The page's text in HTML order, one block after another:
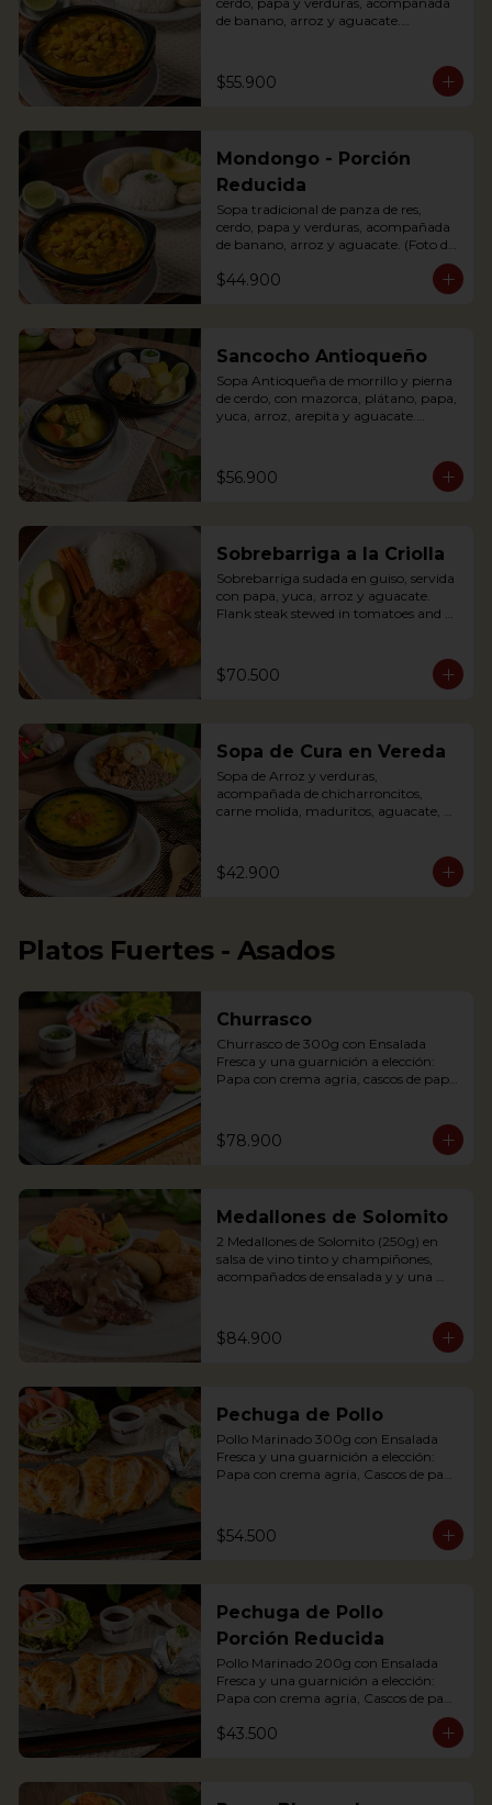
de banano, arroz y aguacate.
vegetables. Accompanied with
banana, rice and avocado. You can add
$55.900
Mondongo - Porción
Reducida
Sopa tradicional de panza de res,
cerdo, papa y verduras, acompañada
de banano, arroz y aguacate. (Foto de
Mondongo is a traditional soup with
some lemon and coriander if you wish.
$44.900
Sancocho Antioqueño
Sopa Antioqueña de morrillo y pierna
de cerdo, con mazorca, plátano, papa,
yuca, arroz, arepita y aguacate.
*Disponible solo los fines de semana
(Sábados, domingos y festivos)
accompanied with rice and avocado
(avaliable only weekends and holidays)
$56.900
Sobrebarriga a la Criolla
Sobrebarriga sudada en guiso, servida
con papa, yuca, arroz y aguacate.
Flank steak stewed in tomatoes and
$70.500
Sopa de Cura en Vereda
Sopa de Arroz y verduras,
acompañada de chicharroncitos,
carne molida, maduritos, aguacate,
Delicious Rice Soup with vegetables,
served with minced meat, sweet
$42.900
Platos Fuertes - Asados
Churrasco
Churrasco de 300g con Ensalada
Fresca y una guarnición a elección:
Papa con crema agria, cascos de papa
y arracacha
served on a griddle with a baked
potato with sour cream.
Accompanied with a fresh salad and
Chimichurri sauce.
$78.900
Medallones de Solomito
2 Medallones de Solomito (250g) en
salsa de vino tinto y champiñones,
acompañados de ensalada y y una
maduro relleno de quesito, Palitos de
Yuca, Puré de papa y arracacha
with rustic potatoes and fresh avocado
salad
$84.900
Pechuga de Pollo
Pollo Marinado 300g con Ensalada
Fresca y una guarnición a elección:
Papa con crema agria, Cascos de papa
y arracacha.
with a fresh salad.
$54.500
Pechuga de Pollo
Porción Reducida
Pollo Marinado 200g con Ensalada
Fresca y una guarnición a elección:
Papa con crema agria, Cascos de papa
quesito, Palitos de Yuca, Puré de papa
y arracacha. (Foto Porción Completa)
$43.500